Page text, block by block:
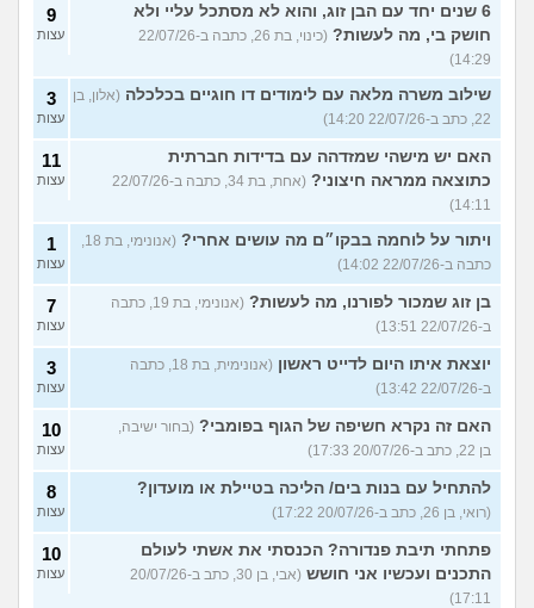
6 שנים יחד עם הבן זוג, והוא לא מסתכל עליי ולא
חושק בי, מה לעשות?
(כינוי, בת 26, כתבה ב-22/07/26
14:29)
9
עצות
שילוב משרה מלאה עם לימודים דו חוגיים בכלכלה (אלון, בן
22, כתב ב-22/07/26 14:20)
3
עצות
האם יש מישהי שמזדהה עם בדידות חברתית
כתוצאה ממראה חיצוני?
(אחת, בת 34, כתבה ב-22/07/26
14:11)
11
עצות
ויתור על לוחמה בבקו״ם מה עושים אחרי?
(אנונימי, בת 18,
כתבה ב-22/07/26 14:02)
1
עצות
בן זוג שמכור לפורנו, מה לעשות?
(אנונימי, בת 19, כתבה
ב-22/07/26 13:51)
7
עצות
יוצאת איתו היום לדייט ראשון
(אנונימית, בת 18, כתבה
ב-22/07/26 13:42)
3
עצות
האם זה נקרא חשיפה של הגוף בפומבי? (בחור ישיבה,
בן 22, כתב ב-20/07/26 17:33)
10
עצות
להתחיל עם בנות בים/ הליכה בטיילת או מועדון?
(רואי, בן 26, כתב ב-20/07/26 17:22)
8
עצות
פתחתי תיבת פנדורה? הכנסתי את אשתי לעולם
התכנים ועכשיו אני חושש
(אבי, בן 30, כתב ב-20/07/26
17:11)
10
עצות